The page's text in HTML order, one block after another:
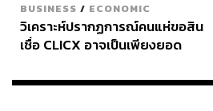
BUSINESS / ECONOMIC
วิเคราะห์ปรากฏการณ์คนแห่ขอสิน
เชื่อ CLICX อาจเป็นเพียงยอด
เรือนไทยที่ถูกซุกไว้